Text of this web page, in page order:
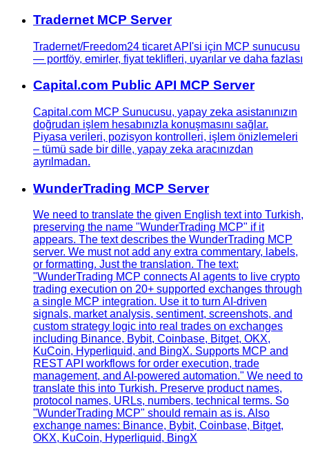
Tradernet MCP Server
Tradernet/Freedom24 ticaret API'si için MCP sunucusu
— portföy, emirler, fiyat teklifleri, uyarılar ve daha fazlası
Capital.com Public API MCP Server
Capital.com MCP Sunucusu, yapay zeka asistanınızın
doğrudan işlem hesabınızla konuşmasını sağlar.
Piyasa verileri, pozisyon kontrolleri, işlem önizlemeleri
– tümü sade bir dille, yapay zeka aracınızdan
ayrılmadan.
WunderTrading MCP Server
We need to translate the given English text into Turkish,
preserving the name "WunderTrading MCP" if it
appears. The text describes the WunderTrading MCP
server. We must not add any extra commentary, labels,
or formatting. Just the translation. The text:
"WunderTrading MCP connects AI agents to live crypto
trading execution on 20+ supported exchanges through
a single MCP integration. Use it to turn AI-driven
signals, market analysis, sentiment, screenshots, and
custom strategy logic into real trades on exchanges
including Binance, Bybit, Coinbase, Bitget, OKX,
KuCoin, Hyperliquid, and BingX. Supports MCP and
REST API workflows for order execution, trade
management, and AI-powered automation." We need to
translate this into Turkish. Preserve product names,
protocol names, URLs, numbers, technical terms. So
"WunderTrading MCP" should remain as is. Also
exchange names: Binance, Bybit, Coinbase, Bitget,
OKX, KuCoin, Hyperliquid, BingX